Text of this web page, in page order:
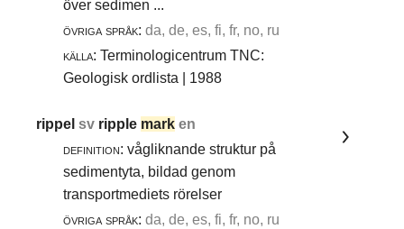
över sedimen ...
övriga språk: da, de, es, fi, fr, no, ru
källa: Terminologicentrum TNC:
Geologisk ordlista | 1988
rippelsv ripple mark en
definition: vågliknande struktur på
sedimentyta, bildad genom
transportmediets rörelser
övriga språk: da, de, es, fi, fr, no, ru